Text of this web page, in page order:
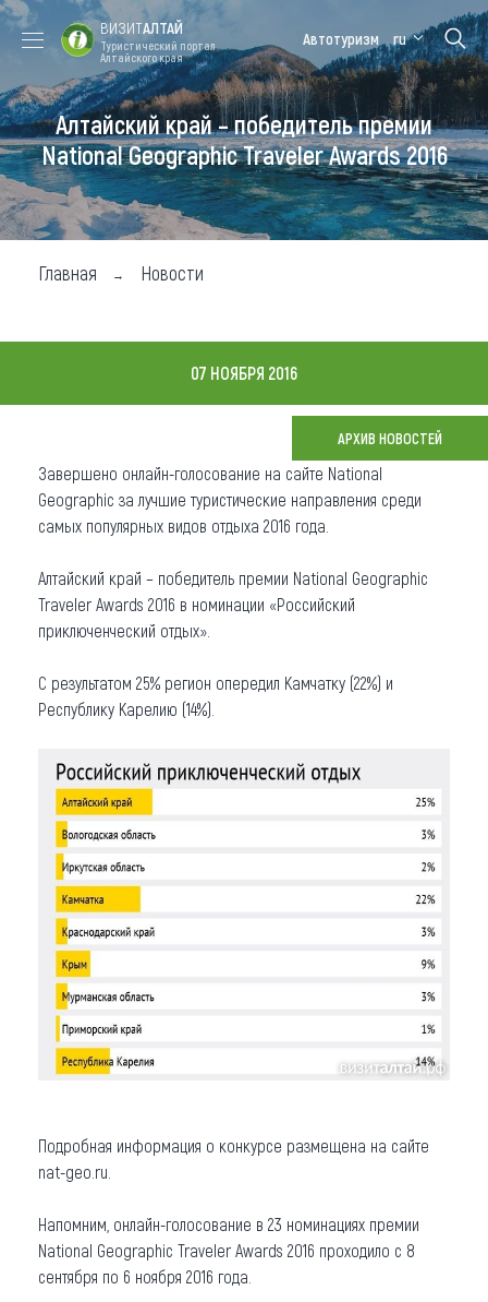
Форум VISIT
ALTAI
Цветение
маральника
Медицинский
форум
Алтайская
зимовка
Туры
Где побывать
Чем заняться
Где остановиться
Новости
Что привезти (сувениры)
О регионе
Коллекция впечатлений
Другие рубрики
ВИЗИТАЛТАЙ
Туристический портал
Алтайского края
Автотуризм ru
Алтайский край – победитель премии
National Geographic Traveler Awards 2016
Главная Новости
07 НОЯБРЯ 2016
АРХИВ НОВОСТЕЙ
Завершено онлайн-голосование на сайте National
Geographic за лучшие туристические направления среди
самых популярных видов отдыха 2016 года.
Алтайский край – победитель премии National Geographic
Traveler Awards 2016 в номинации «Российский
приключенческий отдых».
С результатом 25% регион опередил Камчатку (22%) и
Республику Карелию (14%).
Подробная информация о конкурсе размещена на сайте
nat-geo.ru.
Напомним, онлайн-голосование в 23 номинациях премии
National Geographic Traveler Awards 2016 проходило с 8
сентября по 6 ноября 2016 года.